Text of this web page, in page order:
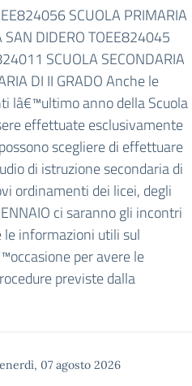
SCUOLA PRIMARIA
DIDERO TOEE824045
SCUOLA SECONDARIA
DI II GRADO Anche le
lâ€™ultimo anno della Scuola
effettuate esclusivamente
scegliere di effettuare
di istruzione secondaria di
ordinamenti dei licei, degli
ci saranno gli incontri
le informazioni utili sul
per avere le
previste dalla
07 agosto 2026